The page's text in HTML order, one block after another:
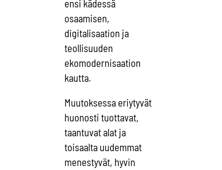
ensi kädessä
osaamisen,
digitalisaation ja
teollisuuden
ekomodernisaation
kautta.
Muutoksessa eriytyvät
huonosti tuottavat,
taantuvat alat ja
toisaalta uudemmat
menestyvät, hyvin